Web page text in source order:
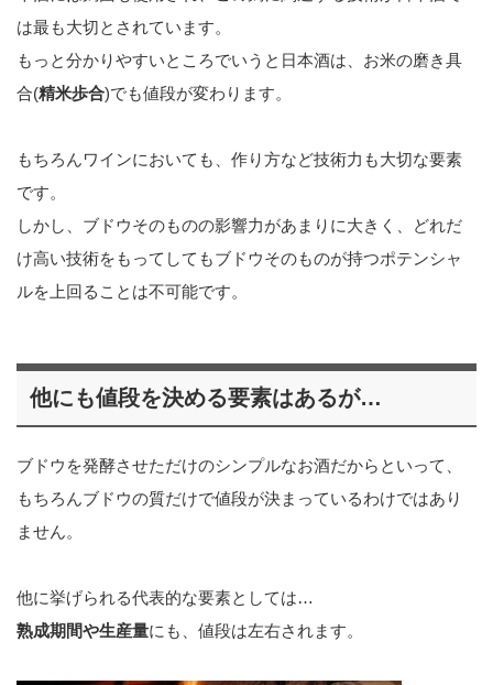
は最も大切とされています。
もっと分かりやすいところでいうと日本酒は、お米の磨き具
合(精米歩合)でも値段が変わります。
もちろんワインにおいても、作り方など技術力も大切な要素
です。
しかし、ブドウそのものの影響力があまりに大きく、どれだ
け高い技術をもってしてもブドウそのものが持つポテンシャ
ルを上回ることは不可能です。
他にも値段を決める要素はあるが…
ブドウを発酵させただけのシンプルなお酒だからといって、
もちろんブドウの質だけで値段が決まっているわけではあり
ません。
他に挙げられる代表的な要素としては…
熟成期間や生産量にも、値段は左右されます。